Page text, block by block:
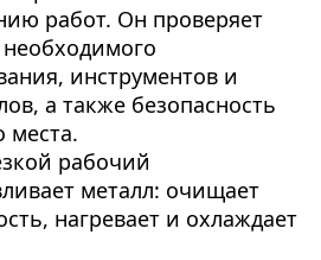
работ. Он проверяет
инструментов и
а также безопасность
места.
рабочий
металл: очищает
нагревает и охлаждает